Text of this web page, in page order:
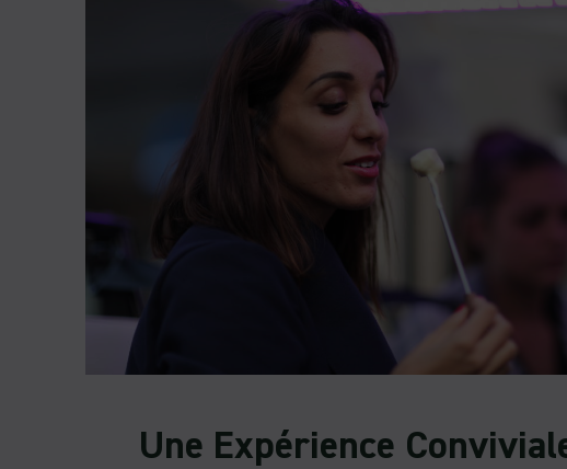
Une Expérience